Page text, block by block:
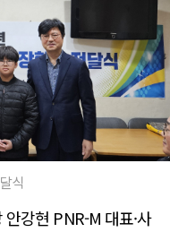
식
강현 PNR-M 대표·사